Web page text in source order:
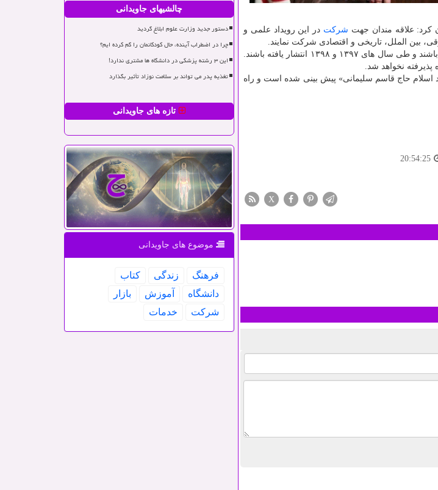
كرد: علاقه مندان جهت شركت در این رویداد علمی و
بین الملل، تاریخی و اقتصادی شركت نمایند.
وی متذكر شد: ذكر این نكته مهمست كه آثار ارسالی باید از معیارهای پژوهشی برخوردار باشند و طی سال های ۱۳۹۷ و ۱۳۹۸ انتشار یافته باشند.
نخواهد شد.
اسلام حاج قاسم سلیمانی» پیش بینی شده است و راه
20:54:25
X
چالشیهای جاویدانی
دستور جدید وزارت علوم ابلاغ گردید
چرا در اضطراب آینده، حال کودکانمان را گم کرده ایم؟
این ۳ رشته پزشکی در دانشگاه ها مشتری ندارد!
تغذیه پدر می تواند بر سلامت نوزاد تأثیر بگذارد
تازه های جاویدانی
موضوع های جاویدانی
فرهنگ زندگی
كتاب
دانشگاه
آموزش
بازار
شركت
خدمات